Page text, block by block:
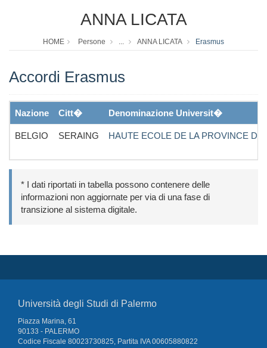
ANNA LICATA
HOME Persone ... ANNA LICATA Erasmus
Accordi Erasmus
Nazione Citt� Denominazione Universit�
BELGIO SERAING HAUTE ECOLE DE LA PROVINCE DE
* I dati riportati in tabella possono contenere delle
informazioni non aggiornate per via di una fase di
transizione al sistema digitale.
Università degli Studi di Palermo
Piazza Marina, 61
90133 - PALERMO
Codice Fiscale 80023730825, Partita IVA 00605880822